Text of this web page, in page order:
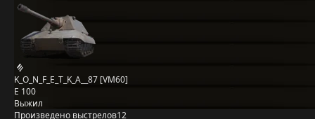
K_O_N_F_E_T_K_A__87 [VM60]
E 100
Выжил
Произведено выстрелов12